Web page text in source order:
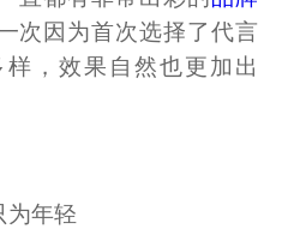
次因为首次选择了代言
，效果自然也更加出
为年轻